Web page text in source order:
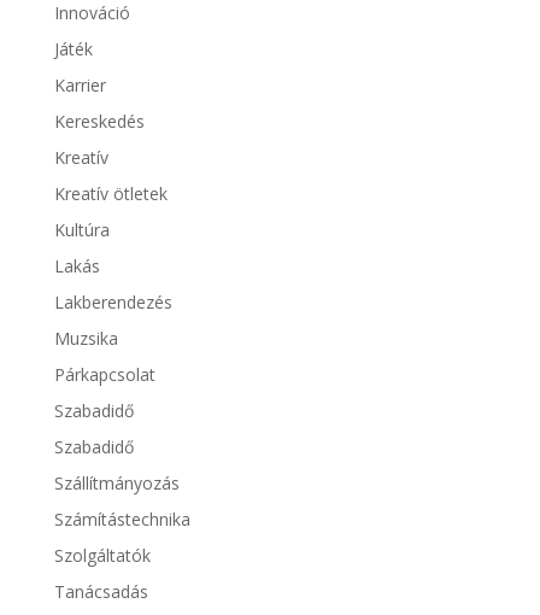
Innováció
Játék
Karrier
Kereskedés
Kreatív
Kreatív ötletek
Kultúra
Lakás
Lakberendezés
Muzsika
Párkapcsolat
Szabadidő
Szabadidő
Szállítmányozás
Számítástechnika
Szolgáltatók
Tanácsadás